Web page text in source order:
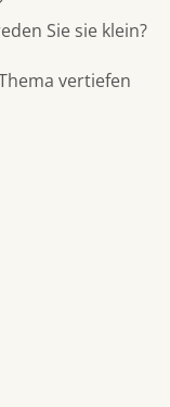
Sie sie klein?
vertiefen